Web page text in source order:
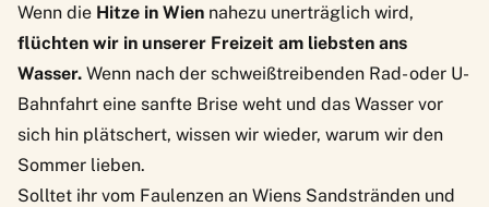
Wenn die Hitze in Wien nahezu unerträglich wird,
flüchten wir in unserer Freizeit am liebsten ans
Wasser. Wenn nach der schweißtreibenden Rad- oder U-
Bahnfahrt eine sanfte Brise weht und das Wasser vor
sich hin plätschert, wissen wir wieder, warum wir den
Sommer lieben.
Solltet ihr vom Faulenzen an Wiens Sandstränden und